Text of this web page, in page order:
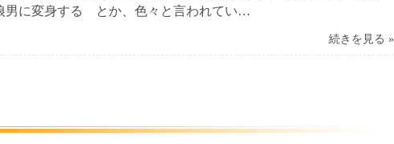
に変身する とか、色々と言われてい…
続きを見る »